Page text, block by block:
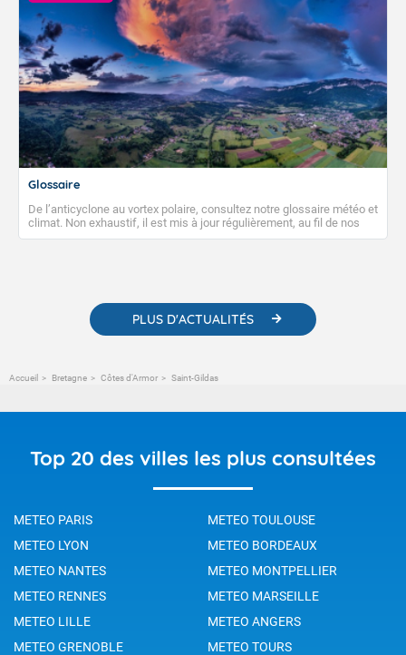
Glossaire
De l’anticyclone au vortex polaire, consultez notre glossaire météo et
climat. Non exhaustif, il est mis à jour régulièrement, au fil de nos
publications. Vous y trouverez également des liens utiles vers nos
PLUS D'ACTUALITÉS
Accueil Bretagne Côtes d'Armor Saint-Gildas
Top 20 des villes les plus consultées
METEO PARIS
METEO TOULOUSE
METEO LYON
METEO BORDEAUX
METEO NANTES
METEO MONTPELLIER
METEO RENNES
METEO MARSEILLE
METEO LILLE
METEO ANGERS
METEO GRENOBLE
METEO TOURS